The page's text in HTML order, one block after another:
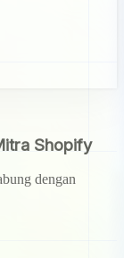
Shopify
dengan